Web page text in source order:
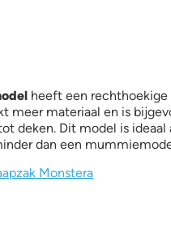
heeft een rechthoekige
meer materiaal en is
deken. Dit model is
dan een
Monstera